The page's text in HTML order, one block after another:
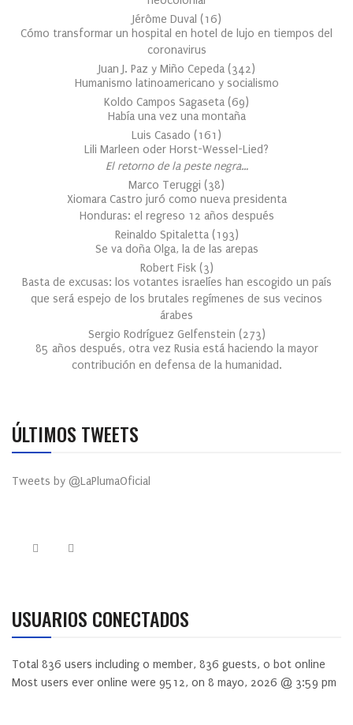
Jérôme Duval (16)
Cómo transformar un hospital en hotel de lujo en tiempos del
coronavirus
Juan J. Paz y Miño Cepeda (342)
Humanismo latinoamericano y socialismo
Koldo Campos Sagaseta (69)
Había una vez una montaña
Luis Casado (161 )
Lili Marleen oder Horst-Wessel-Lied?
El retorno de la peste negra…
Marco Teruggi (38)
Xiomara Castro juró como nueva presidenta
Honduras: el regreso 12 años después
Reinaldo Spitaletta (193)
Se va doña Olga, la de las arepas
Robert Fisk (3)
Basta de excusas: los votantes israelíes han escogido un país
que será espejo de los brutales regímenes de sus vecinos
árabes
Sergio Rodríguez Gelfenstein (273)
85 años después, otra vez Rusia está haciendo la mayor
contribución en defensa de la humanidad.
ÚLTIMOS TWEETS
Tweets by @LaPlumaOficial
USUARIOS CONECTADOS
Total 836 users including 0 member, 836 guests, 0 bot online
Most users ever online were 9512, on 8 mayo, 2026 @ 3:59 pm